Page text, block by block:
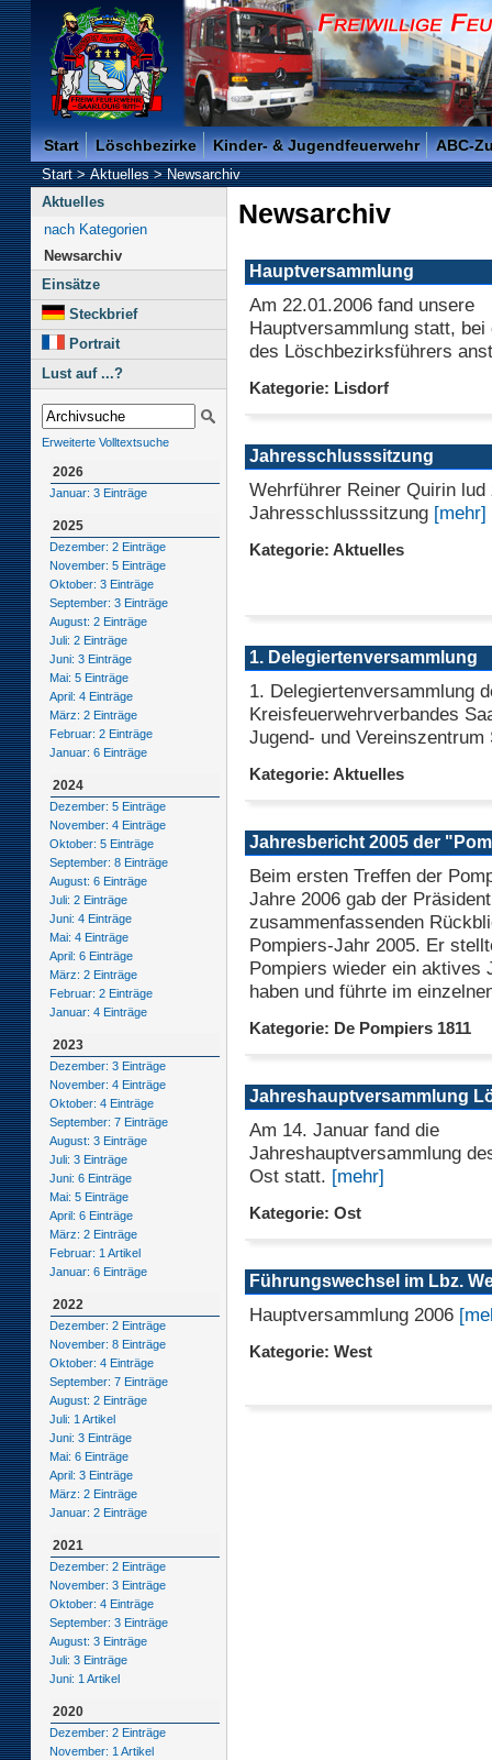
Freiwillige Feuerwehr der Kreisstadt Saarlouis -
Start Löschbezirke Kinder- & Jugendfeuerwehr ABC-
Start>Aktuelles>Newsarchiv
Aktuelles
nach Kategorien
Newsarchiv
Einsätze
Steckbrief
Portrait
Lust auf ...?
Erweiterte Volltextsuche
2026
Januar: 3 Einträge
2025
Dezember: 2 Einträge
November: 5 Einträge
Oktober: 3 Einträge
September: 3 Einträge
August: 2 Einträge
Juli: 2 Einträge
Juni: 3 Einträge
Mai: 5 Einträge
April: 4 Einträge
März: 2 Einträge
Februar: 2 Einträge
Januar: 6 Einträge
2024
Dezember: 5 Einträge
November: 4 Einträge
Oktober: 5 Einträge
September: 8 Einträge
August: 6 Einträge
Juli: 2 Einträge
Juni: 4 Einträge
Mai: 4 Einträge
April: 6 Einträge
März: 2 Einträge
Februar: 2 Einträge
Januar: 4 Einträge
2023
Dezember: 3 Einträge
November: 4 Einträge
Oktober: 4 Einträge
September: 7 Einträge
August: 3 Einträge
Juli: 3 Einträge
Juni: 6 Einträge
Mai: 5 Einträge
April: 6 Einträge
März: 2 Einträge
Februar: 1 Artikel
Januar: 6 Einträge
2022
Dezember: 2 Einträge
November: 8 Einträge
Oktober: 4 Einträge
September: 7 Einträge
August: 2 Einträge
Juli: 1 Artikel
Juni: 3 Einträge
Mai: 6 Einträge
April: 3 Einträge
März: 2 Einträge
Januar: 2 Einträge
2021
Dezember: 2 Einträge
November: 3 Einträge
Oktober: 4 Einträge
September: 3 Einträge
August: 3 Einträge
Juli: 3 Einträge
Juni: 1 Artikel
2020
Dezember: 2 Einträge
November: 1 Artikel
Newsarchiv
Hauptversammlung
Am 22.01.2006 fand unsere
Hauptversammlung statt, bei
des Löschbezirksführers
Kategorie: Lisdorf
Jahresschlusssitzung
Wehrführer Reiner Quirin lud
Jahresschlusssitzung [mehr]
Kategorie: Aktuelles
1. Delegiertenversammlung
1. Delegiertenversammlung
Kreisfeuerwehrverbandes
Jugend- und Vereinszentrum
Kategorie: Aktuelles
Jahresbericht 2005 der
Beim ersten Treffen der
Jahre 2006 gab der
zusammenfassenden
Pompiers-Jahr 2005. Er
Pompiers wieder ein aktives
haben und führte im
Kategorie: De Pompiers 1811
Jahreshauptversammlung
Am 14. Januar fand die
Jahreshauptversammlung
Ost statt. [mehr]
Kategorie: Ost
Führungswechsel im Lbz.
Hauptversammlung 2006
Kategorie: West